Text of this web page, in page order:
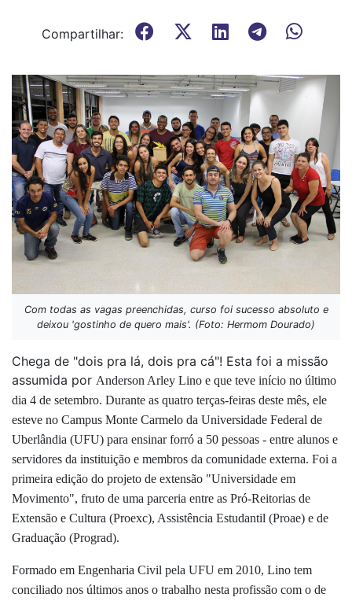
Compartilhar:
Com todas as vagas preenchidas, curso foi sucesso absoluto e
deixou 'gostinho de quero mais'. (Foto: Hermom Dourado)
Chega de "dois pra lá, dois pra cá"! Esta foi a missão
assumida por Anderson Arley Lino e que teve início no último
dia 4 de setembro. Durante as quatro terças-feiras deste mês, ele
esteve no Campus Monte Carmelo da Universidade Federal de
Uberlândia (UFU) para ensinar forró a 50 pessoas - entre alunos e
servidores da instituição e membros da comunidade externa. Foi a
primeira edição do projeto de extensão "Universidade em
Movimento", fruto de uma parceria entre as Pró-Reitorias de
Extensão e Cultura (Proexc), Assistência Estudantil (Proae) e de
Graduação (Prograd).
Formado em Engenharia Civil pela UFU em 2010, Lino tem
conciliado nos últimos anos o trabalho nesta profissão com o de